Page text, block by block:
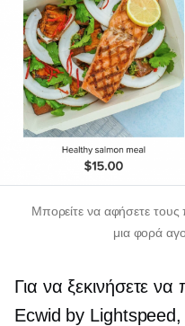
Μπορείτε να αφήσετε τους
μια φορά
Για να ξεκινήσετε
Ecwid by